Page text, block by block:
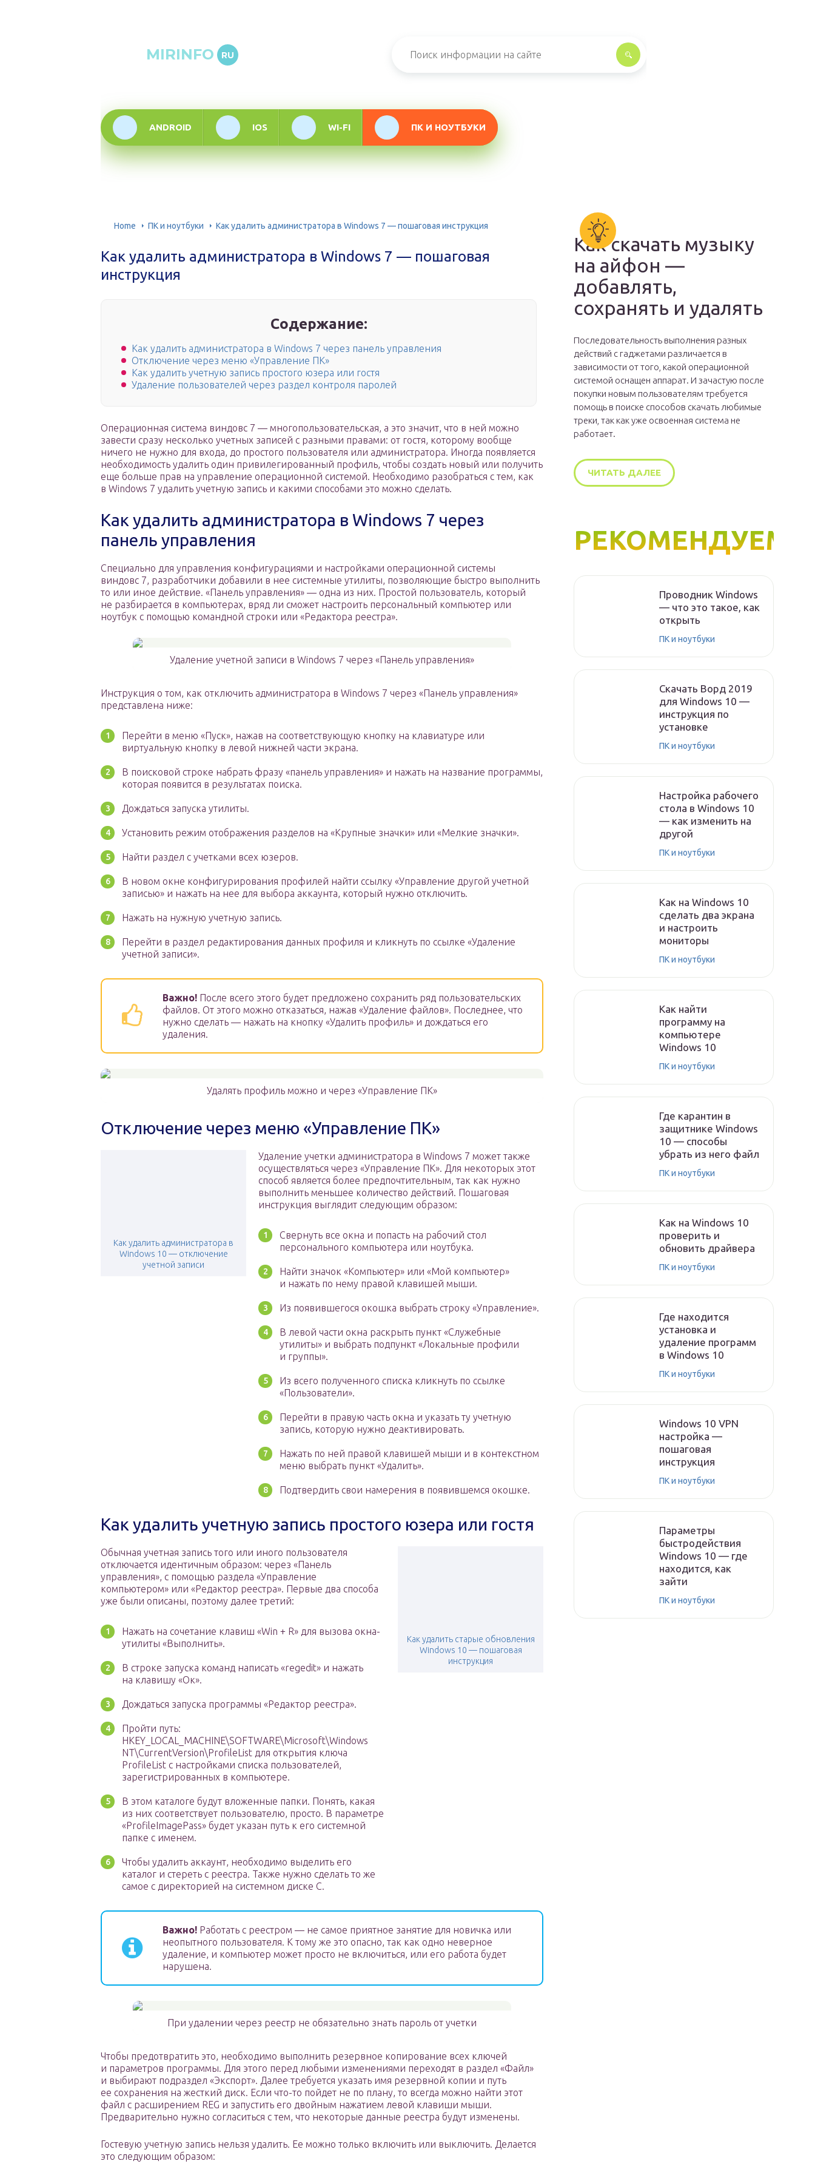
MIRINFO RU
ANDROID IOS WI-FI ПК И НОУТБУКИ
Home ПК и ноутбуки Как удалить администратора в Windows 7 — пошаговая инструкция
Как удалить администратора в Windows 7 — пошаговая
инструкция
Содержание:
Как удалить администратора в Windows 7 через панель управления
Отключение через меню «Управление ПК»
Как удалить учетную запись простого юзера или гостя
Удаление пользователей через раздел контроля паролей
Операционная система виндовс 7 — многопользовательская, а это значит, что в ней можно
завести сразу несколько учетных записей с разными правами: от гостя, которому вообще
ничего не нужно для входа, до простого пользователя или администратора. Иногда появляется
необходимость удалить один привилегированный профиль, чтобы создать новый или получить
еще больше прав на управление операционной системой. Необходимо разобраться с тем, как
в Windows 7 удалить учетную запись и какими способами это можно сделать.
Как удалить администратора в Windows 7 через
панель управления
Специально для управления конфигурациями и настройками операционной системы
виндовс 7, разработчики добавили в нее системные утилиты, позволяющие быстро выполнить
то или иное действие. «Панель управления» — одна из них. Простой пользователь, который
не разбирается в компьютерах, вряд ли сможет настроить персональный компьютер или
ноутбук с помощью командной строки или «Редактора реестра».
Удаление учетной записи в Windows 7 через «Панель управления»
Инструкция о том, как отключить администратора в Windows 7 через «Панель управления»
представлена ниже:
Перейти в меню «Пуск», нажав на соответствующую кнопку на клавиатуре или
виртуальную кнопку в левой нижней части экрана.
В поисковой строке набрать фразу «панель управления» и нажать на название программы,
которая появится в результатах поиска.
Дождаться запуска утилиты.
Установить режим отображения разделов на «Крупные значки» или «Мелкие значки».
Найти раздел с учетками всех юзеров.
В новом окне конфигурирования профилей найти ссылку «Управление другой учетной
записью» и нажать на нее для выбора аккаунта, который нужно отключить.
Нажать на нужную учетную запись.
Перейти в раздел редактирования данных профиля и кликнуть по ссылке «Удаление
учетной записи».
Важно! После всего этого будет предложено сохранить ряд пользовательских
файлов. От этого можно отказаться, нажав «Удаление файлов». Последнее, что
нужно сделать — нажать на кнопку «Удалить профиль» и дождаться его
удаления.
Удалять профиль можно и через «Управление ПК»
Отключение через меню «Управление ПК»
Как удалить администратора в
Windows 10 — отключение
учетной записи
Удаление учетки администратора в Windows 7 может также
осуществляться через «Управление ПК». Для некоторых этот
способ является более предпочтительным, так как нужно
выполнить меньшее количество действий. Пошаговая
инструкция выглядит следующим образом:
Свернуть все окна и попасть на рабочий стол
персонального компьютера или ноутбука.
Найти значок «Компьютер» или «Мой компьютер»
и нажать по нему правой клавишей мыши.
Из появившегося окошка выбрать строку «Управление».
В левой части окна раскрыть пункт «Служебные
утилиты» и выбрать подпункт «Локальные профили
и группы».
Из всего полученного списка кликнуть по ссылке
«Пользователи».
Перейти в правую часть окна и указать ту учетную
запись, которую нужно деактивировать.
Нажать по ней правой клавишей мыши и в контекстном
меню выбрать пункт «Удалить».
Подтвердить свои намерения в появившемся окошке.
Как удалить учетную запись простого юзера или гостя
Как удалить старые обновления
Windows 10 — пошаговая
инструкция
Обычная учетная запись того или иного пользователя
отключается идентичным образом: через «Панель
управления», с помощью раздела «Управление
компьютером» или «Редактор реестра». Первые два способа
уже были описаны, поэтому далее третий:
Нажать на сочетание клавиш «Win + R» для вызова окна-
утилиты «Выполнить».
В строке запуска команд написать «regedit» и нажать
на клавишу «Ок».
Дождаться запуска программы «Редактор реестра».
Пройти путь:
HKEY_LOCAL_MACHINE\SOFTWARE\Microsoft\Windows
NT\CurrentVersion\ProfileList для открытия ключа
ProfileList с настройками списка пользователей,
зарегистрированных в компьютере.
В этом каталоге будут вложенные папки. Понять, какая
из них соответствует пользователю, просто. В параметре
«ProfileImagePass» будет указан путь к его системной
папке с именем.
Чтобы удалить аккаунт, необходимо выделить его
каталог и стереть с реестра. Также нужно сделать то же
самое с директорией на системном диске C.
Важно! Работать с реестром — не самое приятное занятие для новичка или
неопытного пользователя. К тому же это опасно, так как одно неверное
удаление, и компьютер может просто не включиться, или его работа будет
нарушена.
При удалении через реестр не обязательно знать пароль от учетки
Чтобы предотвратить это, необходимо выполнить резервное копирование всех ключей
и параметров программы. Для этого перед любыми изменениями переходят в раздел «Файл»
и выбирают подраздел «Экспорт». Далее требуется указать имя резервной копии и путь
ее сохранения на жесткий диск. Если что-то пойдет не по плану, то всегда можно найти этот
файл с расширением REG и запустить его двойным нажатием левой клавиши мыши.
Предварительно нужно согласиться с тем, что некоторые данные реестра будут изменены.
Гостевую учетную запись нельзя удалить. Ее можно только включить или выключить. Делается
это следующим образом:
Как скачать музыку
на айфон —
добавлять,
сохранять и удалять
Последовательность выполнения разных
действий с гаджетами различается в
зависимости от того, какой операционной
системой оснащен аппарат. И зачастую после
покупки новым пользователям требуется
помощь в поиске способов скачать любимые
треки, так как уже освоенная система не
работает.
ЧИТАТЬ ДАЛЕЕ
РЕКОМЕНДУЕМ
Проводник Windows
— что это такое, как
открыть
ПК и ноутбуки
Скачать Ворд 2019
для Windows 10 —
инструкция по
установке
ПК и ноутбуки
Настройка рабочего
стола в Windows 10
— как изменить на
другой
ПК и ноутбуки
Как на Windows 10
сделать два экрана
и настроить
мониторы
ПК и ноутбуки
Как найти
программу на
компьютере
Windows 10
ПК и ноутбуки
Где карантин в
защитнике Windows
10 — способы
убрать из него файл
ПК и ноутбуки
Как на Windows 10
проверить и
обновить драйвера
ПК и ноутбуки
Где находится
установка и
удаление программ
в Windows 10
ПК и ноутбуки
Windows 10 VPN
настройка —
пошаговая
инструкция
ПК и ноутбуки
Параметры
быстродействия
Windows 10 — где
находится, как
зайти
ПК и ноутбуки